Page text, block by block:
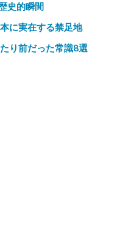
史的瞬間
に実在する禁足地
り前だった常識8選